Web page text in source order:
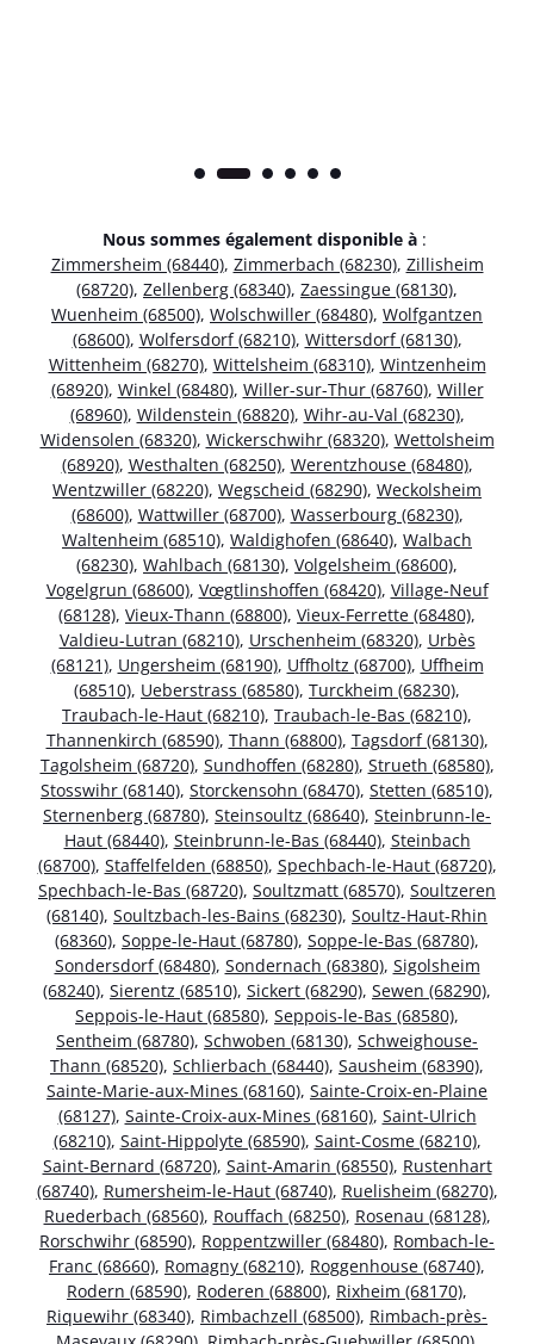
Nous sommes également disponible à :
Zimmersheim (68440), Zimmerbach (68230), Zillisheim
(68720), Zellenberg (68340), Zaessingue (68130),
Wuenheim (68500), Wolschwiller (68480), Wolfgantzen
(68600), Wolfersdorf (68210), Wittersdorf (68130),
Wittenheim (68270), Wittelsheim (68310), Wintzenheim
(68920), Winkel (68480), Willer-sur-Thur (68760), Willer
(68960), Wildenstein (68820), Wihr-au-Val (68230),
Widensolen (68320), Wickerschwihr (68320), Wettolsheim
(68920), Westhalten (68250), Werentzhouse (68480),
Wentzwiller (68220), Wegscheid (68290), Weckolsheim
(68600), Wattwiller (68700), Wasserbourg (68230),
Waltenheim (68510), Waldighofen (68640), Walbach
(68230), Wahlbach (68130), Volgelsheim (68600),
Vogelgrun (68600), Vœgtlinshoffen (68420), Village-Neuf
(68128), Vieux-Thann (68800), Vieux-Ferrette (68480),
Valdieu-Lutran (68210), Urschenheim (68320), Urbès
(68121), Ungersheim (68190), Uffholtz (68700), Uffheim
(68510), Ueberstrass (68580), Turckheim (68230),
Traubach-le-Haut (68210), Traubach-le-Bas (68210),
Thannenkirch (68590), Thann (68800), Tagsdorf (68130),
Tagolsheim (68720), Sundhoffen (68280), Strueth (68580),
Stosswihr (68140), Storckensohn (68470), Stetten (68510),
Sternenberg (68780), Steinsoultz (68640), Steinbrunn-le-
Haut (68440), Steinbrunn-le-Bas (68440), Steinbach
(68700), Staffelfelden (68850), Spechbach-le-Haut (68720),
Spechbach-le-Bas (68720), Soultzmatt (68570), Soultzeren
(68140), Soultzbach-les-Bains (68230), Soultz-Haut-Rhin
(68360), Soppe-le-Haut (68780), Soppe-le-Bas (68780),
Sondersdorf (68480), Sondernach (68380), Sigolsheim
(68240), Sierentz (68510), Sickert (68290), Sewen (68290),
Seppois-le-Haut (68580), Seppois-le-Bas (68580),
Sentheim (68780), Schwoben (68130), Schweighouse-
Thann (68520), Schlierbach (68440), Sausheim (68390),
Sainte-Marie-aux-Mines (68160), Sainte-Croix-en-Plaine
(68127), Sainte-Croix-aux-Mines (68160), Saint-Ulrich
(68210), Saint-Hippolyte (68590), Saint-Cosme (68210),
Saint-Bernard (68720), Saint-Amarin (68550), Rustenhart
(68740), Rumersheim-le-Haut (68740), Ruelisheim (68270),
Ruederbach (68560), Rouffach (68250), Rosenau (68128),
Rorschwihr (68590), Roppentzwiller (68480), Rombach-le-
Franc (68660), Romagny (68210), Roggenhouse (68740),
Rodern (68590), Roderen (68800), Rixheim (68170),
Riquewihr (68340), Rimbachzell (68500), Rimbach-près-